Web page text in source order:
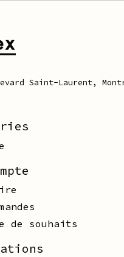
Saint-Laurent,
de souhaits